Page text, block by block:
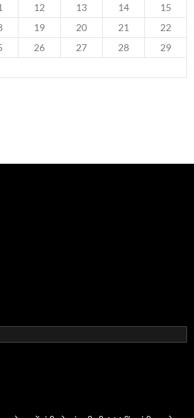
12 13 14
15
19 20 21
22
26 27 28
29